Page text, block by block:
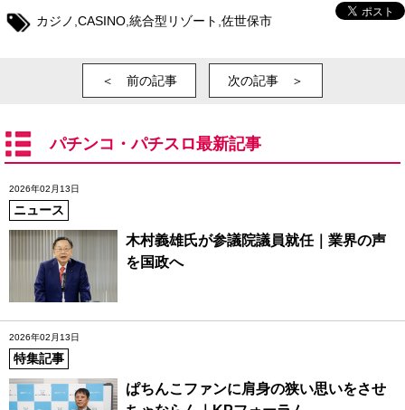
カジノ ,CASINO,統合型リゾート ,佐世保市
＜ 前の記事 次の記事 ＞
パチンコ・パチスロ最新記事
2026年02月13日
ニュース
木村義雄氏が参議院議員就任｜業界の声
を国政へ
2026年02月13日
特集記事
ぱちんこファンに肩身の狭い思いをさせ